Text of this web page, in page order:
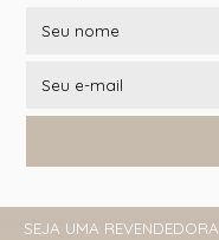
SEJA UMA REVENDEDORA